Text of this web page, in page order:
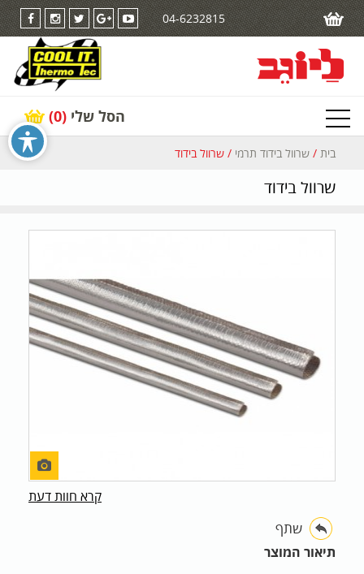
04-6232815
הסל שלי (0)
בית / שרוול בידוד תרמי / שרוול בידוד
שרוול בידוד
קרא חוות דעת
שתף
תיאור המוצר